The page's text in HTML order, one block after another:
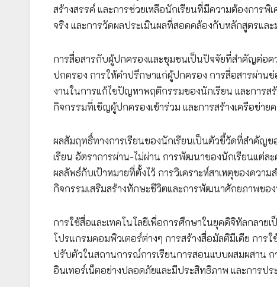
สร้างสรรค์ และการช่วยเหลือนักเรียนที่มีความต้องการ
จริง และการวัดผลประเมินผลที่สอดคล้องกับหลักสูตรและ
การสื่อสารกับผู้ปกครองและชุมชนเป็นปัจจัยที่สำคัญต่อค
ปกครอง การให้คำปรึกษาแก่ผู้ปกครอง การสื่อสารผ่าน
งานในการแก้ไขปัญหาพฤติกรรมของนักเรียน และการ
กิจกรรมที่เชิญผู้ปกครองเข้าร่วม และการสร้างเครือข่า
ผลสัมฤทธิ์ทางการเรียนของนักเรียนเป็นตัวชี้วัดที่สำคัญ
เรียน อัตราการผ่าน-ไม่ผ่าน การพัฒนาของนักเรียนแต่ล
ผลลัพธ์กับเป้าหมายที่ตั้งไว้ การวิเคราะห์สาเหตุของควา
กิจกรรมเสริมสร้างทักษะชีวิตและการพัฒนาศักยภาพขอ
การใช้สื่อและเทคโนโลยีเพื่อการศึกษาในยุคดิจิทัลกลา
โปรแกรมคอมพิวเตอร์ต่างๆ การสร้างสื่อมัลติมีเดีย การ
ปรับตัวในสถานการณ์การเรียนการสอนแบบผสมผสาน
อินเทอร์เน็ตอย่างปลอดภัยและมีประสิทธิภาพ และการ